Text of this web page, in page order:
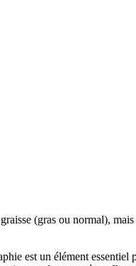
(gras ou normal),
est un élément